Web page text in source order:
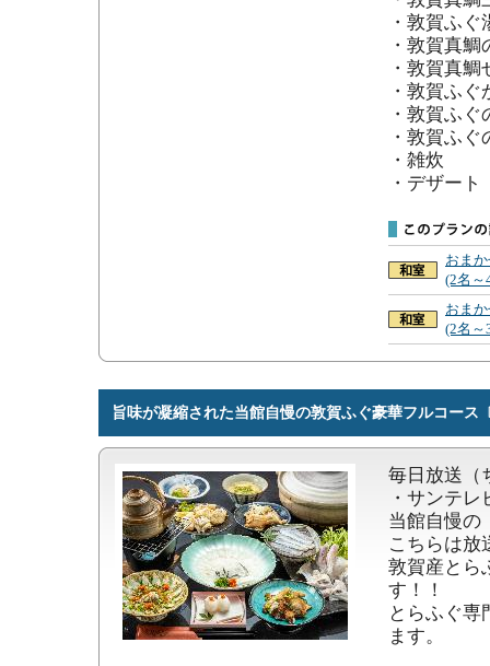
・敦賀ふ
・敦賀真
・敦賀真
・敦賀ふぐ
・敦賀ふ
・敦賀ふぐ
・雑炊
・デザート
おま
(2名～
おま
(2名～
旨味が凝縮された当館自慢の敦賀ふぐ豪華フルコース
毎日放送（
・サンテ
当館自慢の
こちらは放
敦賀産とら
す！！
とらふぐ専
ます。